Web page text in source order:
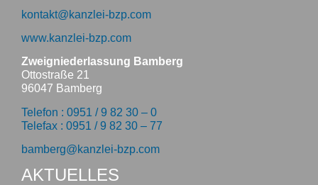
kontakt@kanzlei-bzp.com
www.kanzlei-bzp.com
Zweigniederlassung Bamberg
Ottostraße 21
96047 Bamberg
Telefon : 0951 / 9 82 30 – 0
Telefax : 0951 / 9 82 30 – 77
bamberg@kanzlei-bzp.com
AKTUELLES